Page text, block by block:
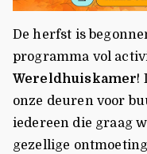
De herfst is
programma vol
Wereldhuiskamer!
onze deuren voor
iedereen die graag
gezellige